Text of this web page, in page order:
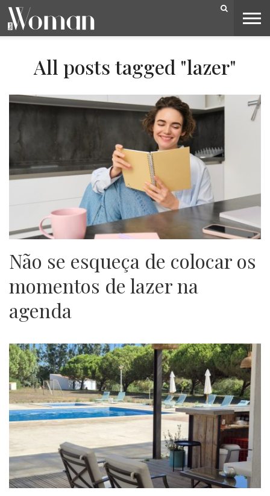
BELEZA
CAPA
LIFESTYLE
MODA
OPINIÃO
PESSOAS
SOCIEDADE
VIDEOS
All posts tagged "lazer"
Não se esqueça de colocar os
momentos de lazer na
agenda